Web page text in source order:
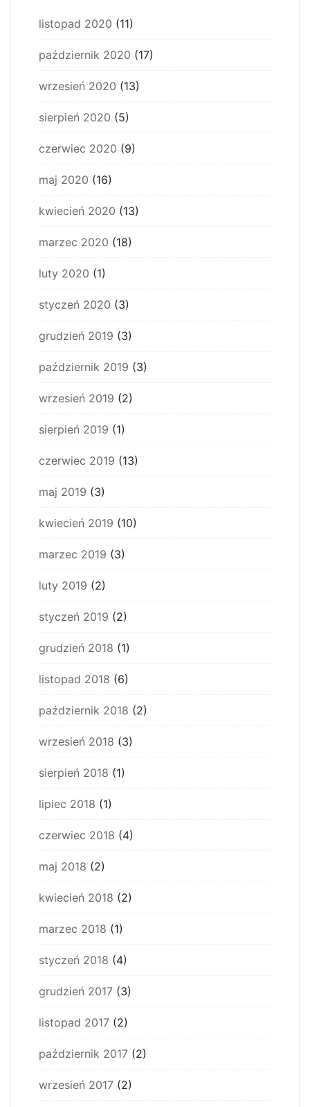
listopad 2020 (11)
październik 2020 (17)
wrzesień 2020 (13)
sierpień 2020 (5)
czerwiec 2020 (9)
maj 2020 (16)
kwiecień 2020 (13)
marzec 2020 (18)
luty 2020 (1)
styczeń 2020 (3)
grudzień 2019 (3)
październik 2019 (3)
wrzesień 2019 (2)
sierpień 2019 (1)
czerwiec 2019 (13)
maj 2019 (3)
kwiecień 2019 (10)
marzec 2019 (3)
luty 2019 (2)
styczeń 2019 (2)
grudzień 2018 (1)
listopad 2018 (6)
październik 2018 (2)
wrzesień 2018 (3)
sierpień 2018 (1)
lipiec 2018 (1)
czerwiec 2018 (4)
maj 2018 (2)
kwiecień 2018 (2)
marzec 2018 (1)
styczeń 2018 (4)
grudzień 2017 (3)
listopad 2017 (2)
październik 2017 (2)
wrzesień 2017 (2)